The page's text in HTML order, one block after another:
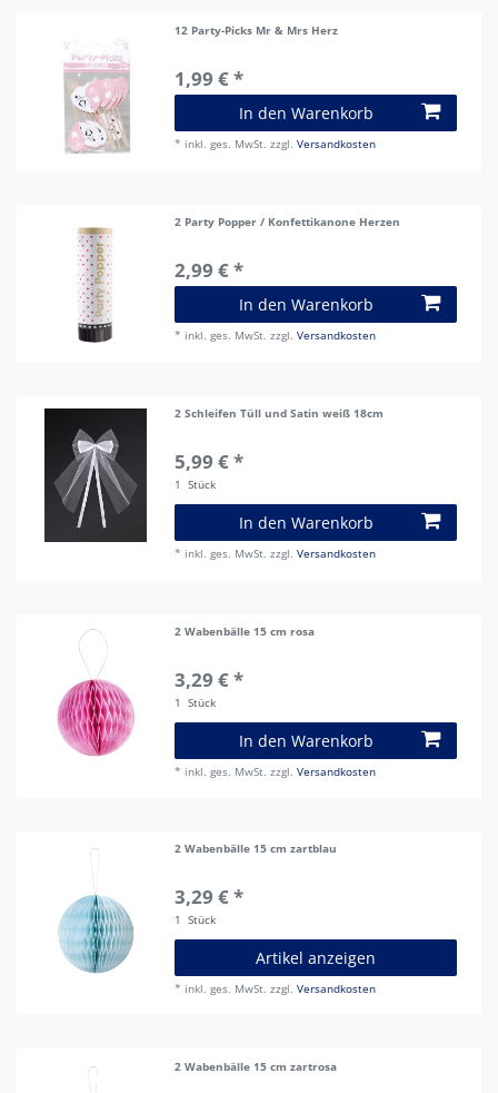
12 Party-Picks Mr & Mrs Herz
1,99 € *
In den Warenkorb
* inkl. ges. MwSt. zzgl.Versandkosten
2 Party Popper / Konfettikanone Herzen
2,99 € *
In den Warenkorb
* inkl. ges. MwSt. zzgl.Versandkosten
2 Schleifen Tüll und Satin weiß 18cm
5,99 € *
1 Stück
In den Warenkorb
* inkl. ges. MwSt. zzgl.Versandkosten
2 Wabenbälle 15 cm rosa
3,29 € *
1 Stück
In den Warenkorb
* inkl. ges. MwSt. zzgl.Versandkosten
2 Wabenbälle 15 cm zartblau
3,29 € *
1 Stück
Artikel anzeigen
* inkl. ges. MwSt. zzgl.Versandkosten
2 Wabenbälle 15 cm zartrosa